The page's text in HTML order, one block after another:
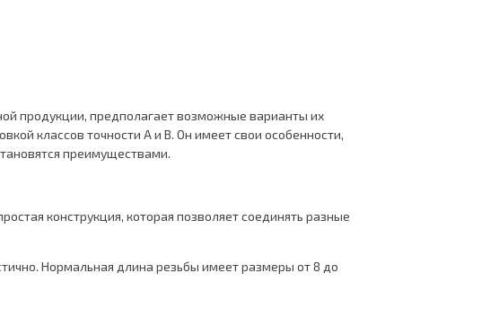
продукции, предполагает возможные варианты их
классов точности А и В. Он имеет свои особенности,
преимуществами.
конструкция, которая позволяет соединять разные
Нормальная длина резьбы имеет размеры от 8 до